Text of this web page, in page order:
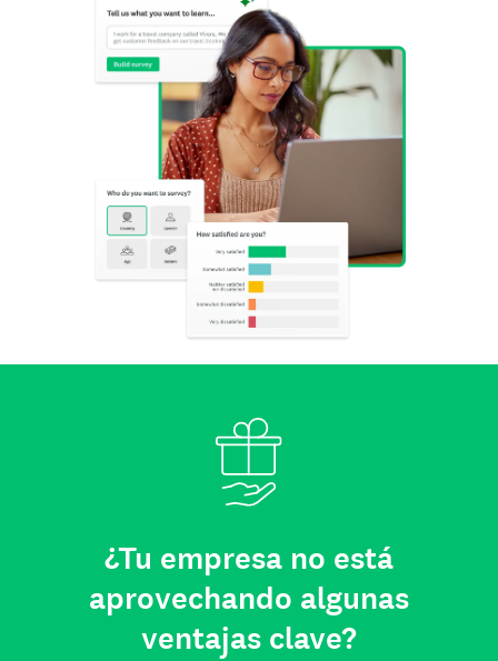
¿Tu empresa no está
aprovechando algunas
ventajas clave?